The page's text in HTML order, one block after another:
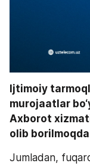
Ijtimoiy
murojaatlar
Axborot
olib
Jumladan,